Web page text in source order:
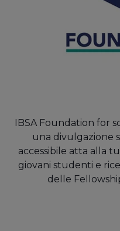
IBSA Foundation for
una divulgazione
accessibile atta alla
giovani studenti e
delle